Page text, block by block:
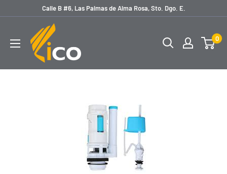
contenido
Calle B #6, Las Palmas de Alma Rosa, Sto. Dgo. E.
licoferreteria
0